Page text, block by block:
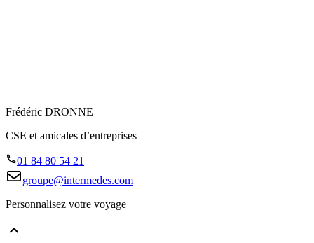
Frédéric DRONNE
CSE et amicales d’entreprises
01 84 80 54 21
groupe@intermedes.com
Personnalisez votre voyage